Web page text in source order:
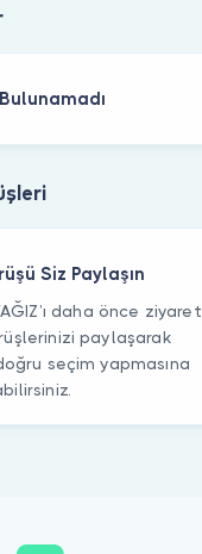
Siz Paylaşın
daha önce ziyaret
paylaşarak
seçim yapmasına